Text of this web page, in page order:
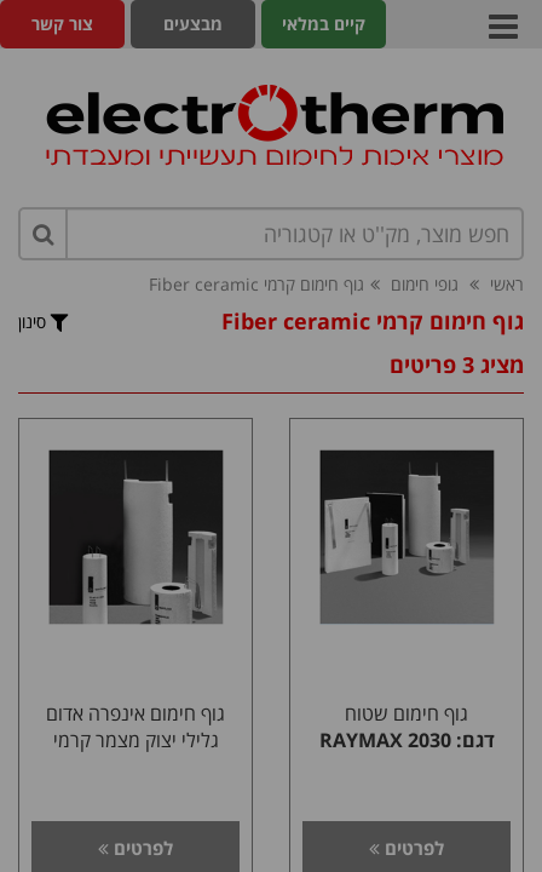
צור קשר מבצעים קיים במלאי
ראשי גופי חימום גוף חימום קרמי Fiber ceramic
גוף חימום קרמי Fiber ceramic סינון
מציג 3 פריטים
גוף חימום שטוח
דגם: RAYMAX 2030
לפרטים
גוף חימום אינפרה אדום
גלילי יצוק מצמר קרמי
לפרטים